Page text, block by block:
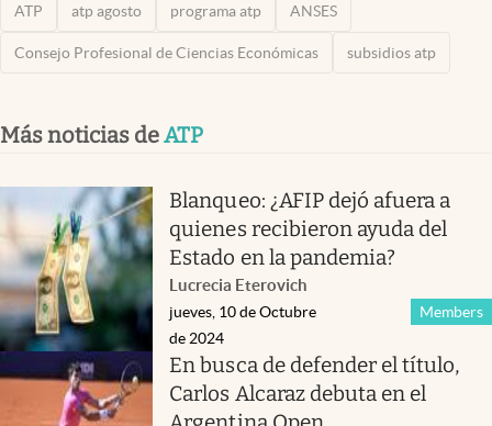
ATP atp agosto programa atp ANSES
Consejo Profesional de Ciencias Económicas subsidios atp
Más noticias deATP
Blanqueo: ¿AFIP dejó afuera a
quienes recibieron ayuda del
Estado en la pandemia?
Lucrecia Eterovich
Members
jueves, 10 de Octubre
de 2024
En busca de defender el título,
Carlos Alcaraz debuta en el